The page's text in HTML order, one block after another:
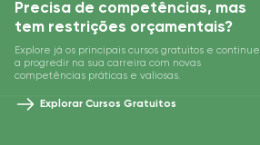
Precisa de competências, mas
tem restrições orçamentais?
Explore já os principais cursos gratuitos e continue
a progredir na sua carreira com novas
competências práticas e valiosas.
Explorar Cursos Gratuitos